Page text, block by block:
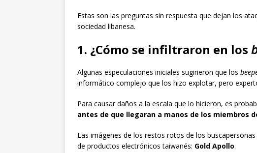
Estas son las preguntas sin respuesta que dejan los
sociedad libanesa.
1. ¿Cómo se infiltraron en los
Algunas especulaciones iniciales sugirieron que los
informático complejo que los hizo explotar, pero
Para causar daños a la escala que lo hicieron, es
antes de que llegaran a manos de los miembros
Las imágenes de los restos rotos de los
de productos electrónicos taiwanés: Gold Apollo.